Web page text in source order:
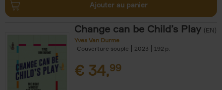
Ajouter au panier
Change can be Child’s Play (EN)
Yves Van Durme
Couverture souple
2023 192
€ 34,99